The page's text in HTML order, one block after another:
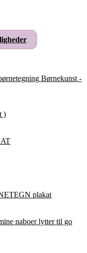
vælges
vare
varianter.
Mulighederne
Børnekunst -
)
plakat
naboer lytter til go